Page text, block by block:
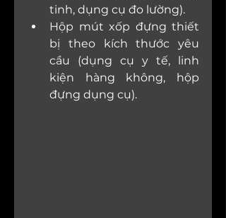
tinh, dụng cụ đo lường).
Hộp mút xốp đựng thiết
bị theo kích thước yêu
cầu (dụng cụ y tế, linh
kiện hàng không, hộp
đựng dụng cụ).